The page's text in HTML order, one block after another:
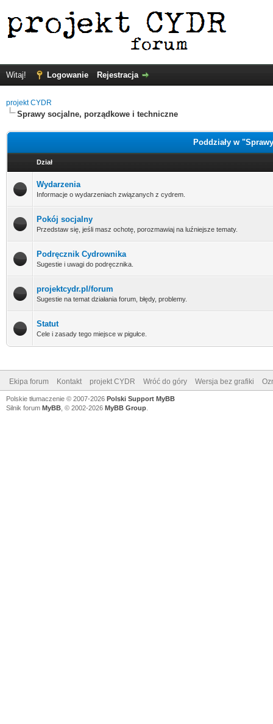
Witaj! Logowanie Rejestracja
projekt CYDR
Sprawy socjalne, porządkowe i techniczne
Poddziały w
Dział
Wydarzenia
Informacje o wydarzeniach związanych z cydrem.
Pokój socjalny
Przedstaw się, jeśli masz ochotę, porozmawiaj na luźniejsze tematy.
Podręcznik Cydrownika
Sugestie i uwagi do podręcznika.
projektcydr.pl/forum
Sugestie na temat działania forum, błędy, problemy.
Statut
Cele i zasady tego miejsce w pigułce.
Ekipa forum Kontakt projekt CYDR Wróć do góry Wersja bez grafiki
Polskie tłumaczenie © 2007-2026 Polski Support MyBB
Silnik forum MyBB , © 2002-2026 MyBB Group